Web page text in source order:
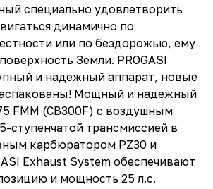
специально удовлетворить
динамично по
или по бездорожью, ему
Земли. PROGASI
и надежный аппарат, новые
Мощный и надежный
FMM (CB300F) с воздушным
ступенчатой трансмиссией в
карбюратором PZ30 и
Exhaust System обеспечивают
и мощность 25 л.с.